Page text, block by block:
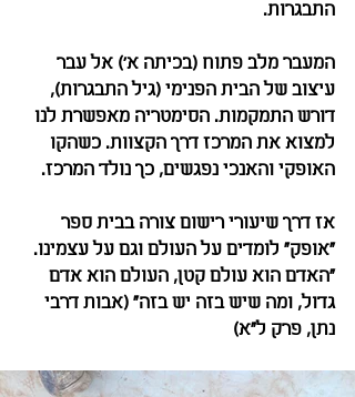
התבגרות.
המעבר מלב פתוח (בכיתה א') אל עבר
עיצוב של הבית הפנימי (גיל התבגרות),
דורש התמקמות. הסימטריה מאפשרת לנו
למצוא את המרכז דרך הקצוות. כשהקו
האופקי והאנכי נפגשים, כך נולד המרכז.
אז דרך שיעורי רישום צורה בבית ספר
"אופק" לומדים על העולם וגם על עצמינו.
"האדם הוא עולם קטן, העולם הוא אדם
גדול, ומה שיש בזה יש בזה" (אבות דרבי
נתן, פרק ל"א)